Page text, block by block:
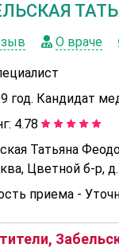
О враче
год. Кандидат
4.78
Татьяна
Цветной б-р, д.
приема -